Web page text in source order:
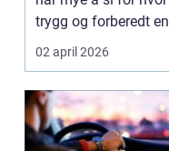
trygg og forberedt en
elev føler seg når ...
02 april 2026